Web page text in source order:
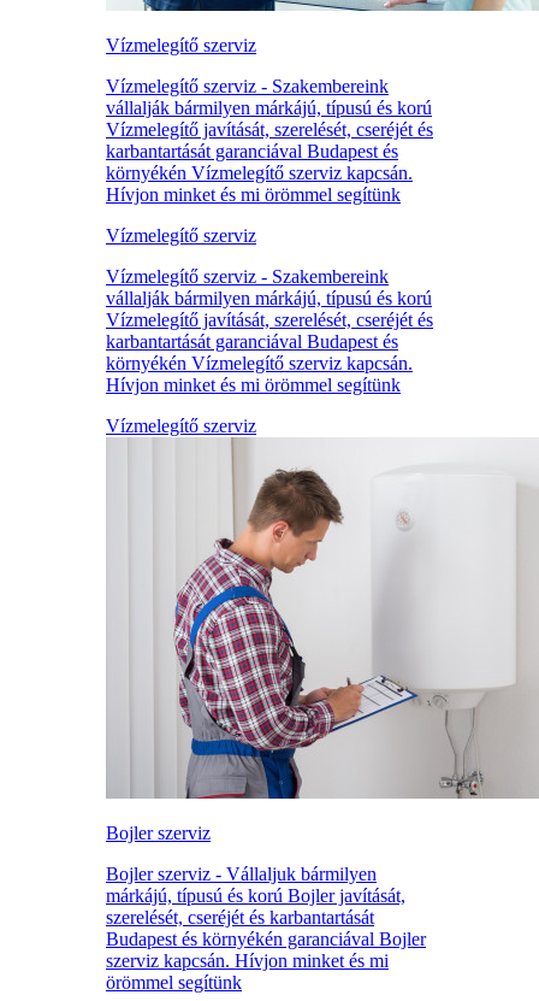
Vízmelegítő szerviz
Vízmelegítő szerviz - Szakembereink
vállalják bármilyen márkájú, típusú és korú
Vízmelegítő javítását, szerelését, cseréjét és
karbantartását garanciával Budapest és
környékén Vízmelegítő szerviz kapcsán.
Hívjon minket és mi örömmel segítünk
Vízmelegítő szerviz
Vízmelegítő szerviz - Szakembereink
vállalják bármilyen márkájú, típusú és korú
Vízmelegítő javítását, szerelését, cseréjét és
karbantartását garanciával Budapest és
környékén Vízmelegítő szerviz kapcsán.
Hívjon minket és mi örömmel segítünk
Vízmelegítő szerviz
Bojler szerviz
Bojler szerviz - Vállaljuk bármilyen
márkájú, típusú és korú Bojler javítását,
szerelését, cseréjét és karbantartását
Budapest és környékén garanciával Bojler
szerviz kapcsán. Hívjon minket és mi
örömmel segítünk